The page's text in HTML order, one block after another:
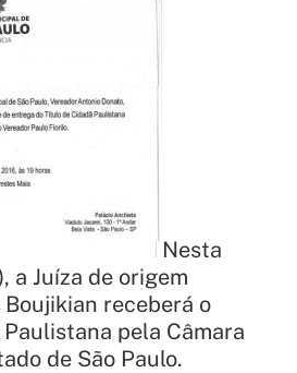
Nesta
a Juíza de origem
receberá o
pela Câmara
de São Paulo.